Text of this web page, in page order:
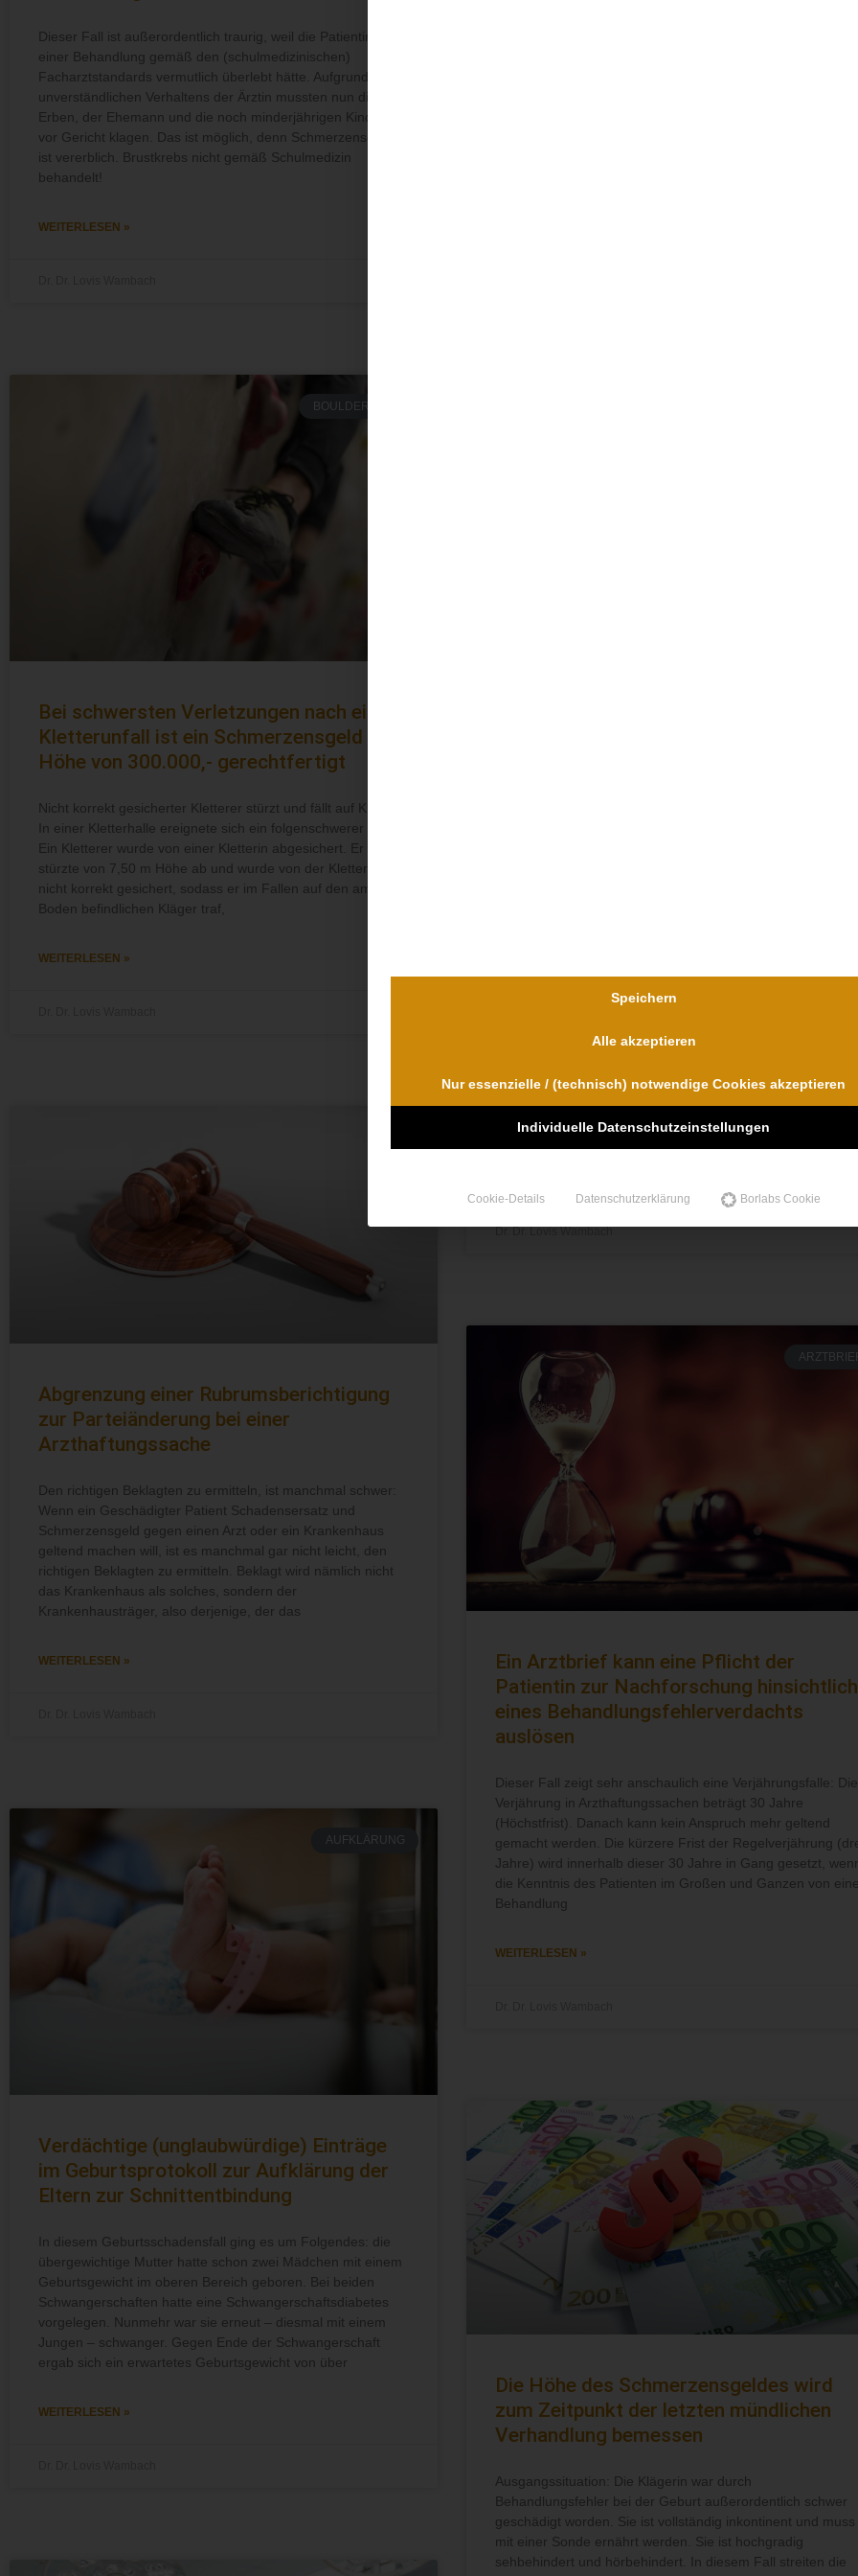
Dieser Fall ist außerordentlich traurig, weil die Patientin bei
einer Behandlung gemäß den (schulmedizinischen)
Facharztstandards vermutlich überlebt hätte. Aufgrund des
unverständlichen Verhaltens der Ärztin mussten nun die
Erben, der Ehemann und die noch minderjährigen Kinder,
vor Gericht klagen. Das ist möglich, denn Schmerzensgeld
ist vererblich. Brustkrebs nicht gemäß Schulmedizin
behandelt!
WEITERLESEN »
BOULDERWAND
Bei schwersten Verletzungen nach einem
Kletterunfall ist ein Schmerzensgeld in
Höhe von 300.000,- gerechtfertigt
Nicht korrekt gesicherter Kletterer stürzt und fällt auf Kläger
In einer Kletterhalle ereignete sich ein folgenschwerer Unfall.
Ein Kletterer wurde von einer Kletterin abgesichert. Er
stürzte von 7,50 m Höhe ab und wurde von der Kletterin
nicht korrekt gesichert, sodass er im Fallen auf den am
Boden befindlichen Kläger traf,
WEITERLESEN »
Das Problem: Der Bundesgerichtshof hat vor folgendem
gefällt: als Schockschäden werden solche psychischen
das direkte Miterleben eines Unfalls und den Tod eines
nahen Angehörigen über das übliche Maß an Schmerz,
Trauer und Depression hinaus beeinträchtigt wird.
Dr. Dr. Lovis Wambach
Abgrenzung einer Rubrumsberichtigung
zur Parteiänderung bei einer
Arzthaftungssache
Den richtigen Beklagten zu ermitteln, ist manchmal schwer:
Wenn ein Geschädigter Patient Schadensersatz und
Schmerzensgeld gegen einen Arzt oder ein Krankenhaus
geltend machen will, ist es manchmal gar nicht leicht, den
richtigen Beklagten zu ermitteln. Beklagt wird nämlich nicht
das Krankenhaus als solches, sondern der
Krankenhausträger, also derjenige, der das
WEITERLESEN »
Ein Arztbrief kann eine Pflicht der
Patientin zur Nachforschung hinsichtlich
eines Behandlungsfehlerverdachts
auslösen
Dieser Fall zeigt sehr anschaulich eine Verjährungsfalle: Die
Verjährung in Arzthaftungssachen beträgt 30 Jahre
(Höchstfrist). Danach kann kein Anspruch mehr geltend
gemacht werden. Die kürzere Frist der Regelverjährung
Jahre) wird innerhalb dieser 30 Jahre in Gang gesetzt,
die Kenntnis des Patienten im Großen und Ganzen von
Behandlung
WEITERLESEN »
AUFKLÄRUNG
Verdächtige (unglaubwürdige) Einträge
im Geburtsprotokoll zur Aufklärung der
Eltern zur Schnittentbindung
In diesem Geburtsschadensfall ging es um Folgendes: die
übergewichtige Mutter hatte schon zwei Mädchen mit einem
Geburtsgewicht im oberen Bereich geboren. Bei beiden
Schwangerschaften hatte eine Schwangerschaftsdiabetes
vorgelegen. Nunmehr war sie erneut – diesmal mit einem
Jungen – schwanger. Gegen Ende der Schwangerschaft
ergab sich ein erwartetes Geburtsgewicht von über
WEITERLESEN »
Die Höhe des Schmerzensgeldes wird
zum Zeitpunkt der letzten mündlichen
Verhandlung bemessen
Ausgangssituation: Die Klägerin war durch
Behandlungsfehler bei der Geburt außerordentlich schwer
geschädigt worden. Sie ist vollständig inkontinent und muss
mit einer Sonde ernährt werden. Sie ist hochgradig
sehbehindert und hörbehindert. In diesem Fall streiten die
Speichern
Alle akzeptieren
Nur essenzielle / (technisch) notwendige Cookies akzeptieren
Individuelle Datenschutzeinstellungen
Cookie-Details Datenschutzerklärung Borlabs Cookie